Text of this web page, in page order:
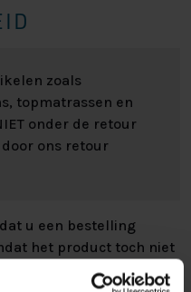
zoals
topmatrassen en
onder de retour
ons retour
u een bestelling
het product toch niet
andere reden is waarom